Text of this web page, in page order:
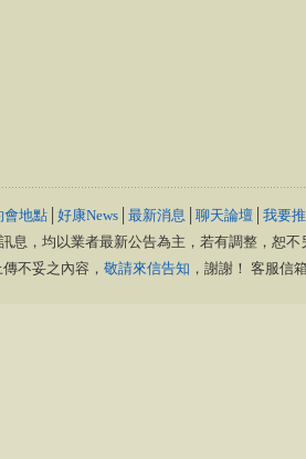
會地點 好康News 最新消息 聊天論壇 我要
息，均以業者最新公告為主，若有調整，恕
不妥之內容， 敬請來信告知 ，謝謝！ 客服信